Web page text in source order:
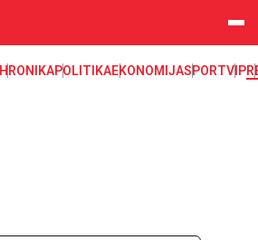
HRONIKAPOLITIKAEKONOMIJASPORTVIP